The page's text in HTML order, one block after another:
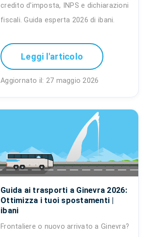
credito d'imposta, INPS e dichiarazioni
fiscali. Guida esperta 2026 di ibani.
Leggi l'articolo
Aggiornato il: 27 maggio 2026
Guida ai trasporti a Ginevra 2026:
Ottimizza i tuoi spostamenti |
ibani
Frontaliere o nuovo arrivato a Ginevra?